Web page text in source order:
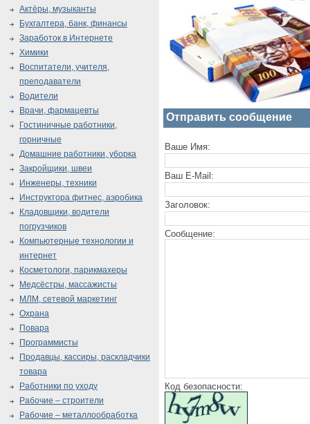
Отправить сообщение
Ваше Имя:
Ваш E-Mail:
Заголовок:
Сообщение:
Код безопасности:
Актёры, музыканты
Бухгалтера, банк, финансы
Заработок в Интернете
Химики
Воспитатели, учителя,
преподаватели
Водители
Врачи, фармацевты
Гостиничные работники,
горничные
Домашние работники, уборка
Закройщики, швеи
Инженеры, техники
Инструктора фитнес, аэробика
Кладовщики, водители
погрузчиков
Компьютерные технологии и
интернет
Косметологи, парикмахеры
Медсёстры, массажисты
МЛМ, сетевой маркетинг
Охрана
Повара
Программисты
Продавцы, кассиры, раскладчики
товара
Работники по уходу
Рабочие – строители
Рабочие – металлообработка